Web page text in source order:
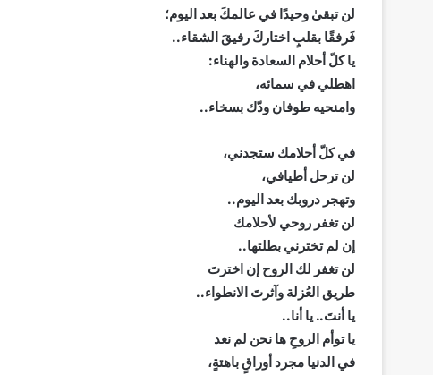
لن تبقىٰ وحيدًا في عالمكَ بعد اليوم؛
فَرفقًا بقلبٍ اختاركَ رفيقَ الشقاء..
يا كلّ أحلام السعادة والهناء:
اهطلي في سمائه،
وامنحيه طوفان ودّك بسخاء..
في كلّ أحلامك ستجدني،
لن ترحل أطيافي،
وتهجر دروبك بعد اليوم..
لن تغفر روحي لأحلامك
إن لم تخترني بطلتها..
لن تغفر لك الروح إن اخترتَ
طريق العُزلة وآثرتَ الانطواء..
يا أنتَ.. يا أنا..
يا توأم الروحِ ها نحن لم نعد
في الدنيا مجرد أوراقٍ باهتةٍ،